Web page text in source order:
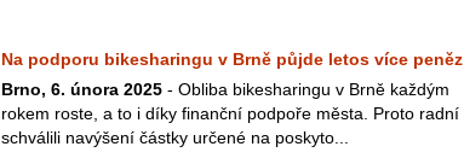
Na podporu bikesharingu v Brně půjde letos více peněz
Brno, 6. února 2025 - Obliba bikesharingu v Brně každým
rokem roste, a to i díky finanční podpoře města. Proto radní
schválili navýšení částky určené na poskyto...